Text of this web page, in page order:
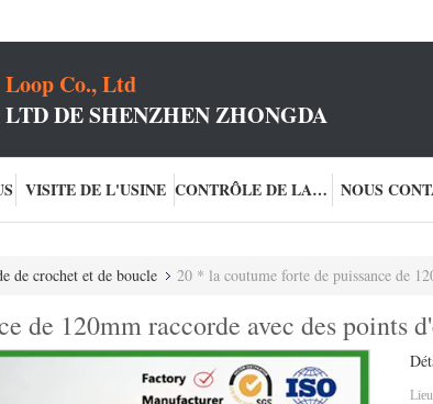
Co., Ltd
DE SHENZHEN ZHONGDA
VISITE DE L'USINE CONTRÔLE DE LA QUALITÉ NOUS
de crochet et de boucle 20 * la coutume forte de puissance de
de 120mm raccorde avec des points